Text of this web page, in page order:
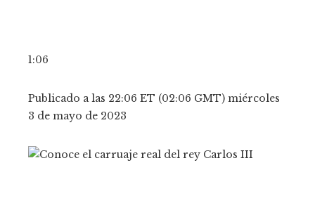
1:06
Publicado a las 22:06 ET (02:06 GMT) miércoles
3 de mayo de 2023